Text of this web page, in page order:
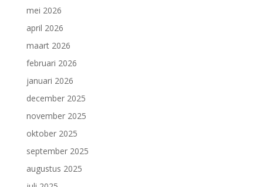
mei 2026
april 2026
maart 2026
februari 2026
januari 2026
december 2025
november 2025
oktober 2025
september 2025
augustus 2025